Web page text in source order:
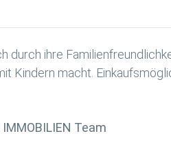
durch ihre
Kindern macht.